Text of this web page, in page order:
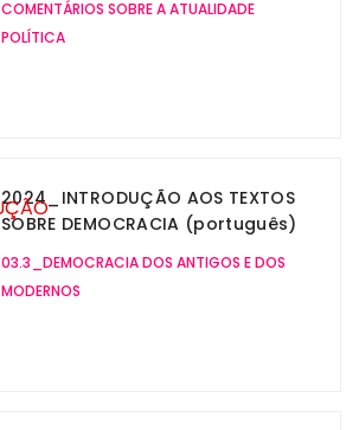
COMENTÁRIOS SOBRE A ATUALIDADE
POLÍTICA
2024_INTRODUÇÃO AOS TEXTOS
SOBRE DEMOCRACIA (português)
03.3_DEMOCRACIA DOS ANTIGOS E DOS
MODERNOS